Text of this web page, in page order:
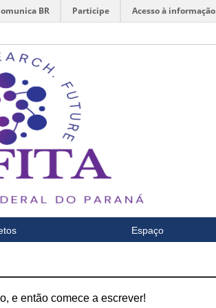
BR Participe Acesso à informação
Espaço
e então comece a escrever!